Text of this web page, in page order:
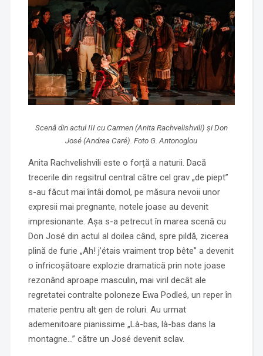
Scenă din actul III cu Carmen (Anita Rachvelishvili) și Don
José (Andrea Caré). Foto G. Antonoglou
Anita Rachvelishvili este o forță a naturii. Dacă
trecerile din regsitrul central către cel grav „de piept”
s-au făcut mai întâi domol, pe măsura nevoii unor
expresii mai pregnante, notele joase au devenit
impresionante. Așa s-a petrecut în marea scenă cu
Don José din actul al doilea când, spre pildă, zicerea
plină de furie „Ah! j’étais vraiment trop bête” a devenit
o înfricoșătoare explozie dramatică prin note joase
rezonând aproape masculin, mai viril decât ale
regretatei contralte poloneze Ewa Podleś, un reper în
materie pentru alt gen de roluri. Au urmat
ademenitoare pianissime „Là-bas, là-bas dans la
montagne…” către un José devenit sclav.